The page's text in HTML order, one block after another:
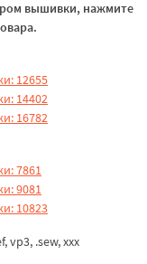
вышивки, нажмите
12655
14402
16782
7861
9081
10823
vp3, .sew, xxx